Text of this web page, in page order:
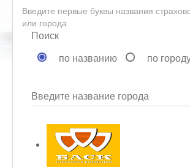
Введите первые буквы названия
или города
Поиск
по названию
по
Введите название города